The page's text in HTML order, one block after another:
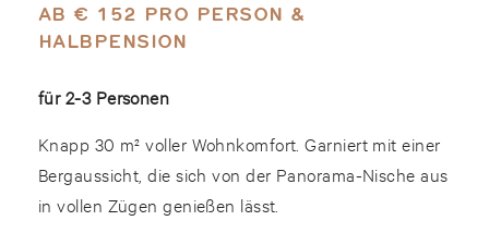
AB € 152 PRO PERSON &
HALBPENSION
für 2-3 Personen
Knapp 30 m² voller Wohnkomfort. Garniert mit einer
Bergaussicht, die sich von der Panorama-Nische aus
in vollen Zügen genießen lässt.